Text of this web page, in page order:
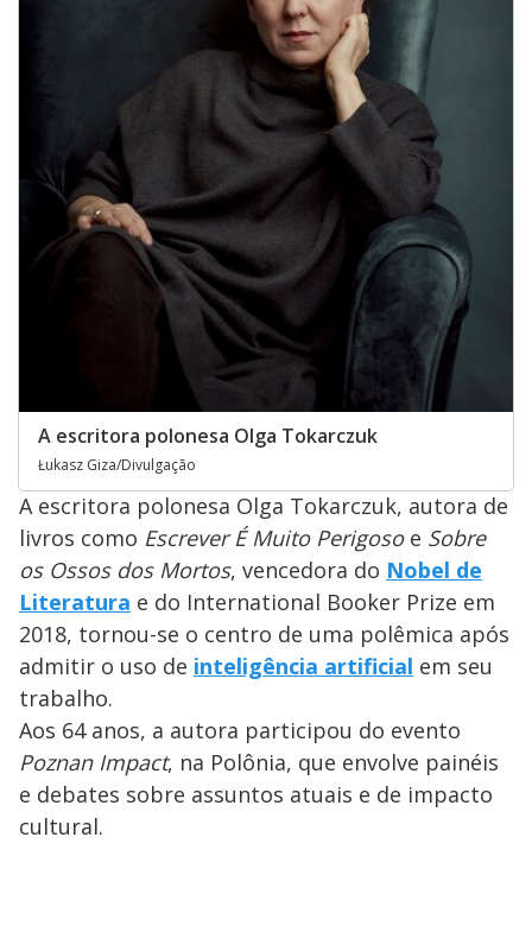
A escritora polonesa Olga Tokarczuk
Łukasz Giza/Divulgação
A escritora polonesa Olga Tokarczuk, autora de
livros como Escrever É Muito Perigosoe Sobre
os Ossos dos Mortos, vencedora do Nobel de
Literatura e do International Booker Prize em
2018, tornou-se o centro de uma polêmica após
admitir o uso de inteligência artificial em seu
trabalho.
Aos 64 anos, a autora participou do evento
Poznan Impact, na Polônia, que envolve painéis
e debates sobre assuntos atuais e de impacto
cultural.